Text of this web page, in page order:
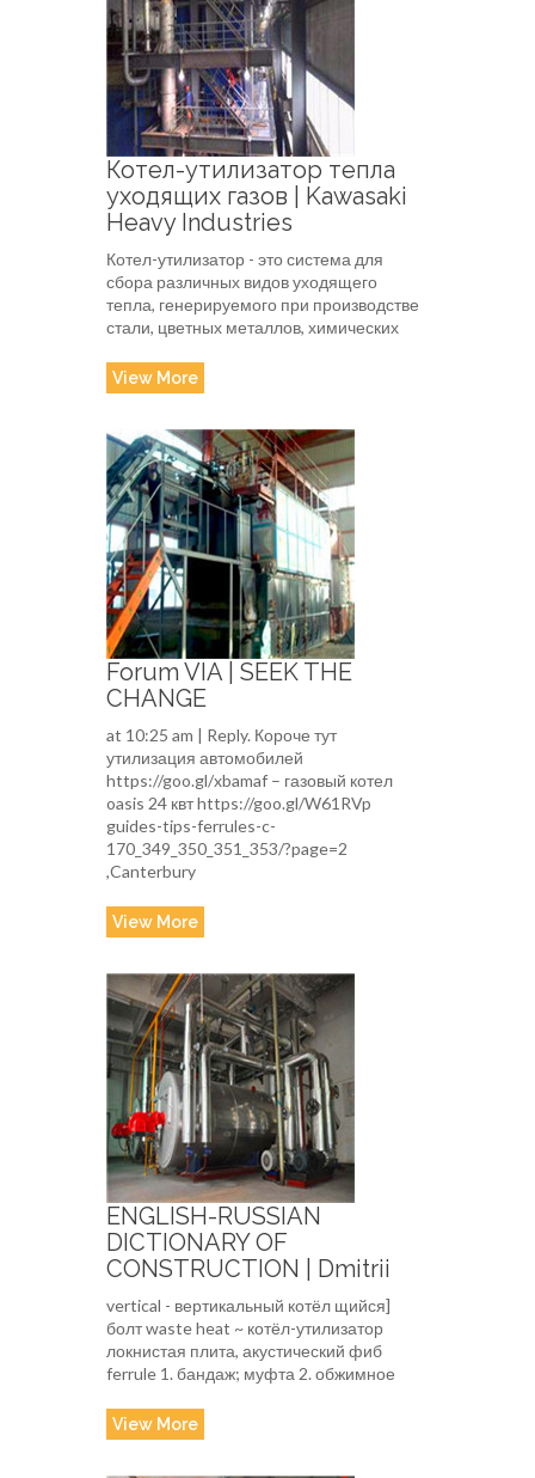
Котел-утилизатор тепла
уходящих газов | Kawasaki
Heavy Industries
Котел-утилизатор - это система для
сбора различных видов уходящего
тепла, генерируемого при производстве
стали, цветных металлов, химических
View More
Forum VIA | SEEK THE
CHANGE
at 10:25 am | Reply. Короче тут
утилизация автомобилей
https://goo.gl/xbamaf – газовый котел
oasis 24 квт https://goo.gl/W61RVp
guides-tips-ferrules-c-
170_349_350_351_353/?page=2
,Canterbury
View More
ENGLISH-RUSSIAN
DICTIONARY OF
CONSTRUCTION | Dmitrii
vertical - вертикальный котёл щийся]
болт waste heat ~ котёл-утилизатор
локнистая плита, акустический фиб
ferrule 1. бандаж; муфта 2. обжимное
View More